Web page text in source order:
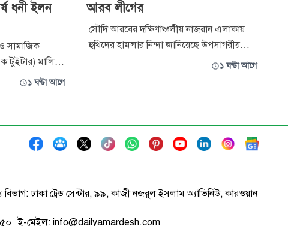
ধনী ইলন
সামাজিক
টুইটার) মালিক
শুরু হয়েছে।
নন; বরং তিনি
এবং উগ্র
১ ঘণ্টা আগে
আরব লীগের
সৌদি আরবের দক্ষিণাঞ্চলীয় নাজরান এলাকায়
হুথিদের হামলার নিন্দা জানিয়েছে উপসাগরীয়
সহযোগিতা পরিষদ (জিসিসি) ও আরব লীগ।
‘আন্তর্জাতিক ও মানবিক আইন লঙ্ঘনকারী সন্ত্রাসী
কর্মকাণ্ড’ হিস
১ ঘণ্টা আগে
বিভাগ: ঢাকা ট্রেড সেন্টার, ৯৯, কাজী নজরুল ইসলাম অ্যাভিনিউ, কারওয়ান
ই-মেইল: info@dailyamardesh.com